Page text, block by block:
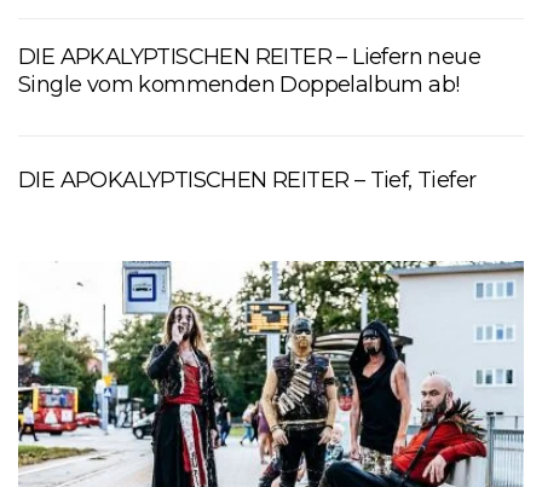
DIE APKALYPTISCHEN REITER – Liefern neue
Single vom kommenden Doppelalbum ab!
DIE APOKALYPTISCHEN REITER – Tief, Tiefer